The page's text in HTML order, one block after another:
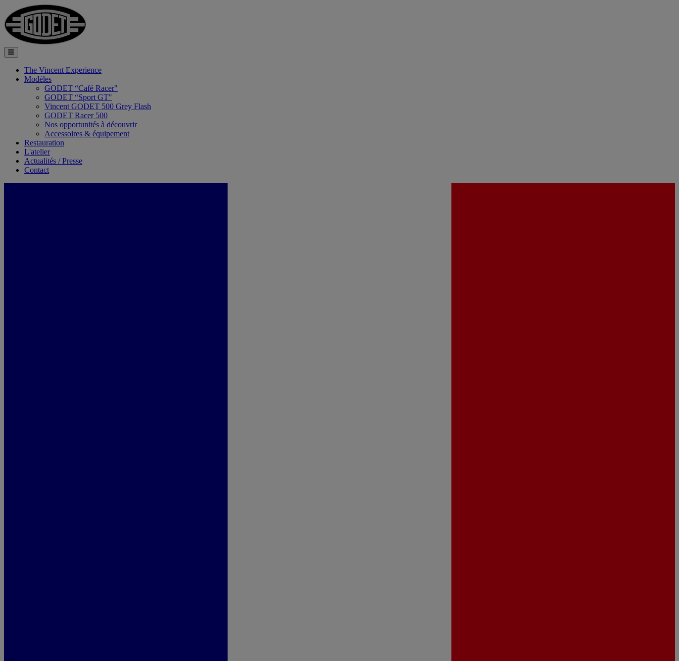
The Vincent Experience
Modèles
GODET “Café Racer"
GODET “Sport GT"
Vincent GODET 500 Grey Flash
GODET Racer 500
Nos opportunités à découvrir
Accessoires & équipement
Restauration
L'atelier
Actualités / Presse
Contact